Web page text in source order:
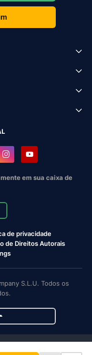
em sua caixa de
de privacidade
de Direitos Autorais
S.L.U. Todos os